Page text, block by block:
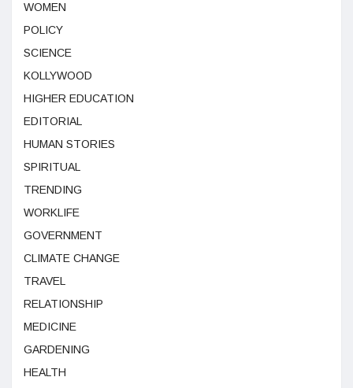
WOMEN
POLICY
SCIENCE
KOLLYWOOD
HIGHER EDUCATION
EDITORIAL
HUMAN STORIES
SPIRITUAL
TRENDING
WORKLIFE
GOVERNMENT
CLIMATE CHANGE
TRAVEL
RELATIONSHIP
MEDICINE
GARDENING
HEALTH